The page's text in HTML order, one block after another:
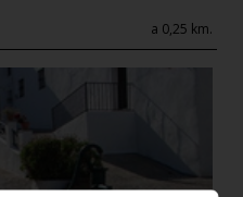
a 0,25 km.